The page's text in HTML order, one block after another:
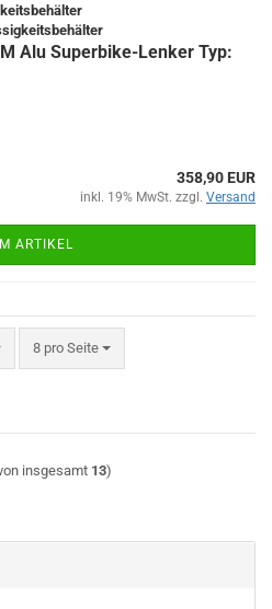
Alu Superbike-Lenker Typ:
358,90 EUR
inkl. 19% MwSt. zzgl. Versand
ARTIKEL
8 pro Seite
pro Seite
insgesamt 13)